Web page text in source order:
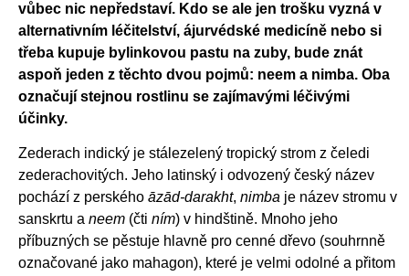
vůbec nic nepředstaví. Kdo se ale jen trošku vyzná v
alternativním léčitelství, ájurvédské medicíně nebo si
třeba kupuje bylinkovou pastu na zuby, bude znát
aspoň jeden z těchto dvou pojmů: neem a nimba. Oba
označují stejnou rostlinu se zajímavými léčivými
účinky.
Zederach indický je stálezelený tropický strom z čeledi
zederachovitých. Jeho latinský i odvozený český název
pochází z perského āzād-darakht, nimba je název stromu v
sanskrtu a neem (čti ním) v hindštině. Mnoho jeho
příbuzných se pěstuje hlavně pro cenné dřevo (souhrnně
označované jako mahagon), které je velmi odolné a přitom